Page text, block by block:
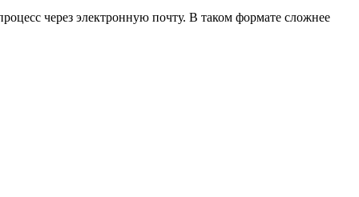
через электронную почту. В таком формате сложнее